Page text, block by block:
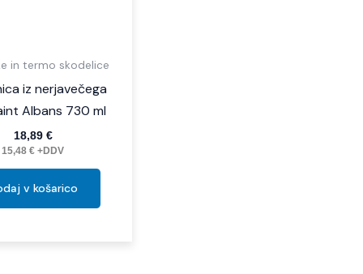
in termo skodelice
iz nerjavečega
Albans 730 ml
18,89 €
15,48€ +DDV
v košarico